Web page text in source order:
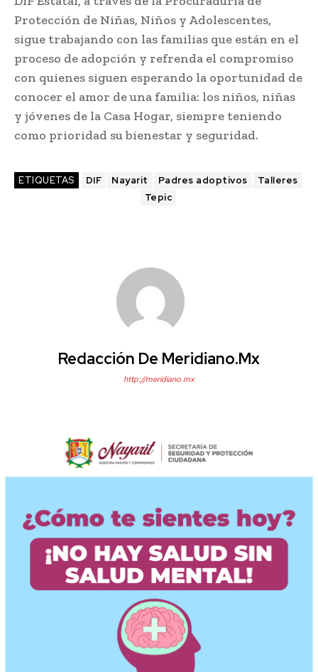
Protección de Niñas, Niños y Adolescentes,
sigue trabajando con las familias que están en el
proceso de adopción y refrenda el compromiso
con quienes siguen esperando la oportunidad de
conocer el amor de una familia: los niños, niñas
y jóvenes de la Casa Hogar, siempre teniendo
como prioridad su bienestar y seguridad.
ETIQUETAS DIF Nayarit Padres adoptivos
Talleres
Tepic
Redacción De Meridiano.mx
http://meridiano.mx